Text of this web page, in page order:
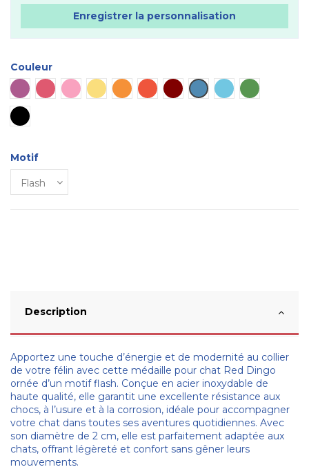
Enregistrer la personnalisation
Couleur
Violet
Rose vifRose Jaune OrangeRouge MarronBleu Bleu cielVert
Noir
Motif
Description
Apportez une touche d’énergie et de modernité au collier
de votre félin avec cette médaille pour chat Red Dingo
ornée d’un motif flash. Conçue en acier inoxydable de
haute qualité, elle garantit une excellente résistance aux
chocs, à l’usure et à la corrosion, idéale pour accompagner
votre chat dans toutes ses aventures quotidiennes. Avec
son diamètre de 2 cm, elle est parfaitement adaptée aux
chats, offrant légèreté et confort sans gêner leurs
mouvements.